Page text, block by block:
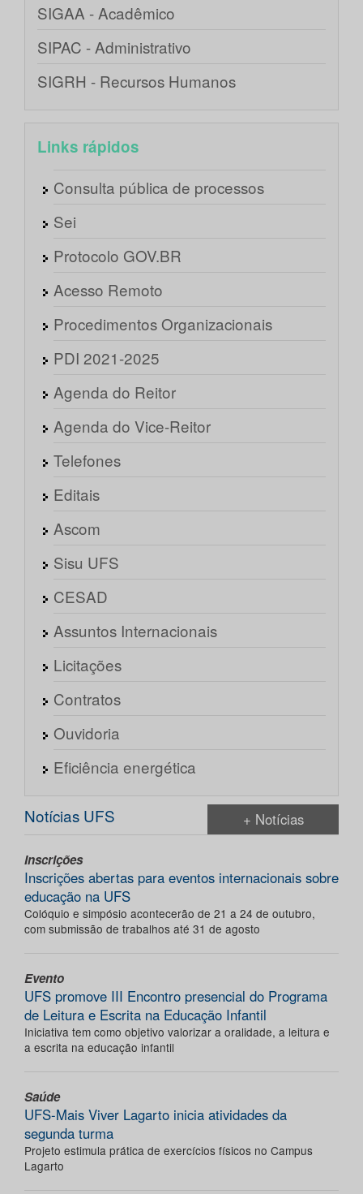
SIGAA - Acadêmico
SIPAC - Administrativo
SIGRH - Recursos Humanos
Links rápidos
Consulta pública de processos
Sei
Protocolo GOV.BR
Acesso Remoto
Procedimentos Organizacionais
PDI 2021-2025
Agenda do Reitor
Agenda do Vice-Reitor
Telefones
Editais
Ascom
Sisu UFS
CESAD
Assuntos Internacionais
Licitações
Contratos
Ouvidoria
Eficiência energética
Notícias UFS + Notícias
Inscrições
Inscrições abertas para eventos internacionais sobre
educação na UFS
Colóquio e simpósio acontecerão de 21 a 24 de outubro,
com submissão de trabalhos até 31 de agosto
Evento
UFS promove III Encontro presencial do Programa
de Leitura e Escrita na Educação Infantil
Iniciativa tem como objetivo valorizar a oralidade, a leitura e
a escrita na educação infantil
Saúde
UFS-Mais Viver Lagarto inicia atividades da
segunda turma
Projeto estimula prática de exercícios físicos no Campus
Lagarto